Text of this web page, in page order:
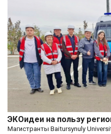
ЭКОидеи на пользу
Магистранты Baitursynuly